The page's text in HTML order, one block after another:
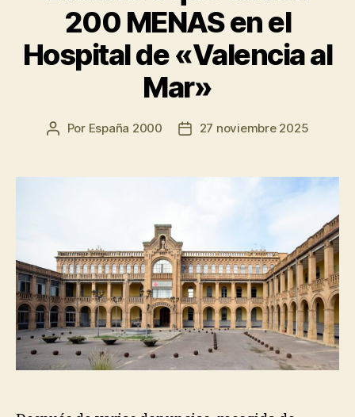
200 MENAS en el
Hospital de «Valencia al
Mar»
Por España 2000 27 noviembre 2025